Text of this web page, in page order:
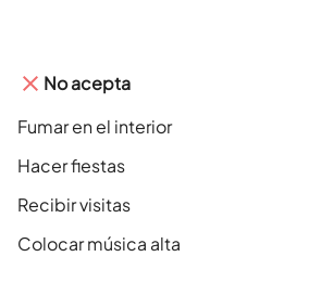
No acepta
Fumar en el interior
Hacer fiestas
Recibir visitas
Colocar música alta